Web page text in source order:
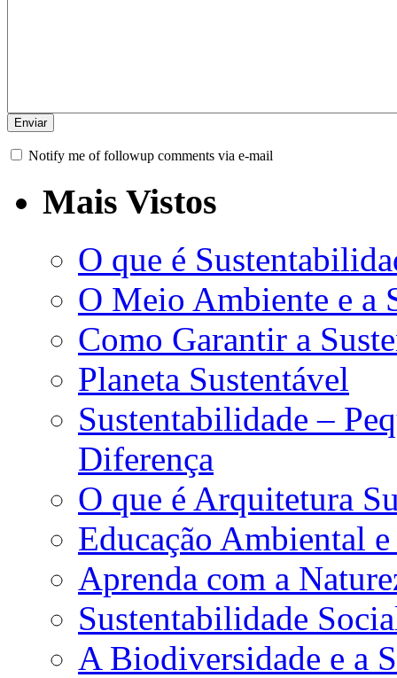
Notify me of followup comments via e-mail
Mais Vistos
O que é
O Meio Ambiente e a
Como Garantir a
Planeta Sustentável
Sustentabilidade –
Diferença
O que é Arquitetura
Educação Ambiental
Aprenda com a
Sustentabilidade
A Biodiversidade e a